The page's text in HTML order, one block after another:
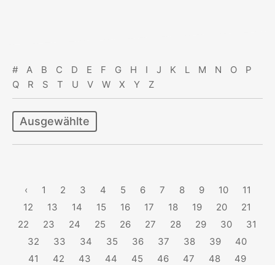
# A B C D E F G H I J K L M N O
P
Q
R S T U V W X Y Z
Ausgewählte
‹ 1 2 3 4 5 6 7 8 9 10
11
12
13 14 15 16 17 18 19 20
21
22
23 24 25 26 27 28 29 30
31
32
33 34 35 36 37 38 39
40
41
42 43 44 45 46 47 48
49